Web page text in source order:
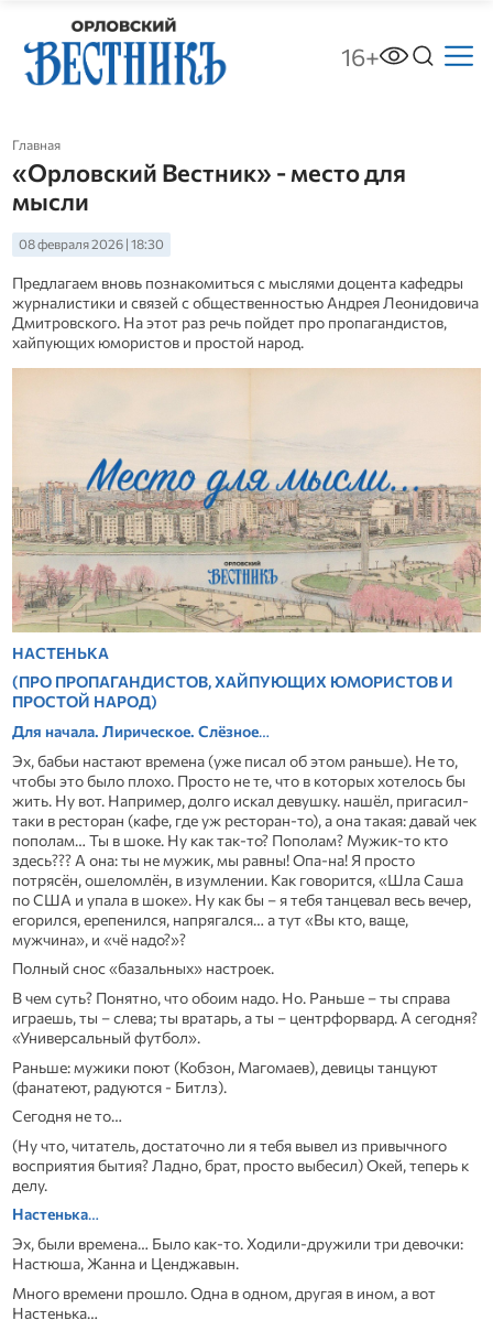
16+
Главная
«Орловский Вестник» - место для
мысли
08 февраля 2026 | 18:30
Предлагаем вновь познакомиться с мыслями доцента кафедры
журналистики и связей с общественностью Андрея Леонидовича
Дмитровского. На этот раз речь пойдет про пропагандистов,
хайпующих юмористов и простой народ.
НАСТЕНЬКА
(ПРО ПРОПАГАНДИСТОВ, ХАЙПУЮЩИХ ЮМОРИСТОВ И
ПРОСТОЙ НАРОД)
Для начала. Лирическое. Слёзное…
Эх, бабьи настают времена (уже писал об этом раньше). Не то,
чтобы это было плохо. Просто не те, что в которых хотелось бы
жить. Ну вот. Например, долго искал девушку. нашёл, пригасил-
таки в ресторан (кафе, где уж ресторан-то), а она такая: давай чек
пополам… Ты в шоке. Ну как так-то? Пополам? Мужик-то кто
здесь??? А она: ты не мужик, мы равны! Опа-на! Я просто
потрясён, ошеломлён, в изумлении. Как говорится, «Шла Саша
по США и упала в шоке». Ну как бы – я тебя танцевал весь вечер,
егорился, ерепенился, напрягался… а тут «Вы кто, ваще,
мужчина», и «чё надо?»?
Полный снос «базальных» настроек.
В чем суть? Понятно, что обоим надо. Но. Раньше – ты справа
играешь, ты – слева; ты вратарь, а ты – центрфорвард. А сегодня?
«Универсальный футбол».
Раньше: мужики поют (Кобзон, Магомаев), девицы танцуют
(фанатеют, радуются - Битлз).
Сегодня не то…
(Ну что, читатель, достаточно ли я тебя вывел из привычного
восприятия бытия? Ладно, брат, просто выбесил) Окей, теперь к
делу.
Настенька…
Эх, были времена… Было как-то. Ходили-дружили три девочки:
Настюша, Жанна и Ценджавын.
Много времени прошло. Одна в одном, другая в ином, а вот
Настенька…